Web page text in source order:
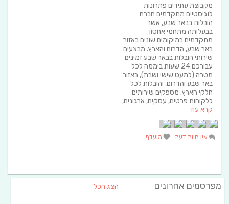
מקבוצת עתידים פתרונות
לוגיסטיים מתקדמים חברת
הובלות בבאר שבע, אשר
בבעלותה מתחמי אחסון
מתקדמים במיקומים שונים באזור
באר שבע, הדרום והארץ. מבצעים
שירותי הובלות בבאר שבע זמינים
עבורכם 24 שעות ביממה לכל
מטרה (למעט שישי ושבת), באזור
באר שבע והדרום, והובלות לכל
חלקי הארץ. מספקים שירותים
ללקוחות פרטים, עסקים, ארגונים,
קרא עוד
אין חוות דעת מועדף
מפרסמים אחרונים הצג הכל